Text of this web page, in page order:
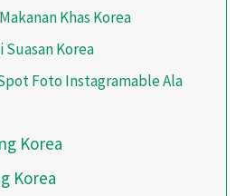
Khas Korea
Korea
Foto Instagramable Ala
Korea
Korea